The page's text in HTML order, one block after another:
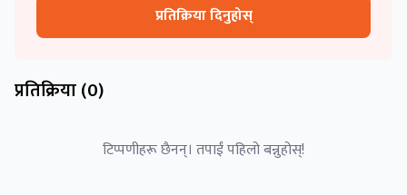
प्रतिक्रिया दिनुहोस्
प्रतिक्रिया (0)
टिप्पणीहरू छैनन्। तपाईं पहिलो बन्नुहोस्!